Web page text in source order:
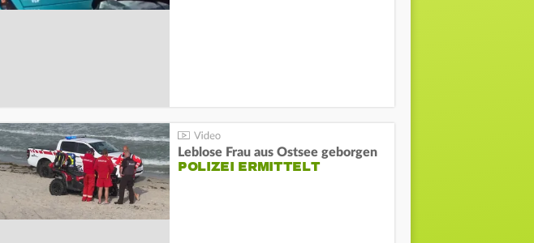
Leblose Frau aus Ostsee geborgen
POLIZEI ERMITTELT